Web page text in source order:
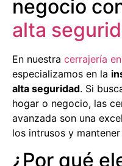
negocio
alta
En nuestra cerrajería
especializamos en la
alta seguridad. Si
hogar o negocio, las
avanzada son una
los intrusos y
¿Por qué